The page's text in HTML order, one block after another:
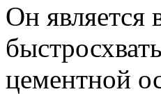
Он является
цементной